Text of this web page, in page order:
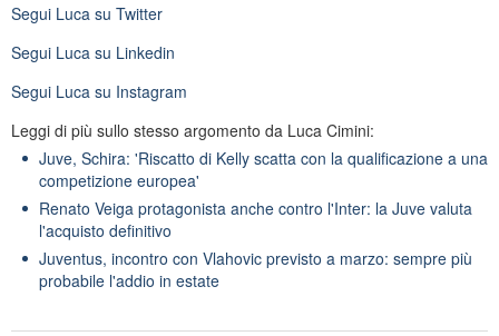
Segui Luca su Twitter
Segui Luca su Linkedin
Segui Luca su Instagram
Leggi di più sullo stesso argomento da Luca Cimini:
Juve, Schira: 'Riscatto di Kelly scatta con la qualificazione a una
competizione europea'
Renato Veiga protagonista anche contro l'Inter: la Juve valuta
l'acquisto definitivo
Juventus, incontro con Vlahovic previsto a marzo: sempre più
probabile l'addio in estate